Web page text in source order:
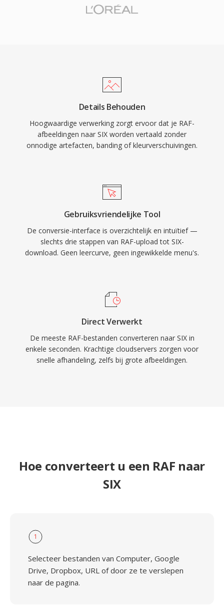
Details Behouden
Hoogwaardige verwerking zorgt ervoor dat je RAF-
afbeeldingen naar SIX worden vertaald zonder
onnodige artefacten, banding of kleurverschuivingen.
Gebruiksvriendelijke Tool
De conversie-interface is overzichtelijk en intuïtief —
slechts drie stappen van RAF-upload tot SIX-
download. Geen leercurve, geen ingewikkelde menu's.
Direct Verwerkt
De meeste RAF-bestanden converteren naar SIX in
enkele seconden. Krachtige cloudservers zorgen voor
snelle afhandeling, zelfs bij grote afbeeldingen.
Hoe converteert u een RAF naar
SIX
1
Selecteer bestanden van Computer, Google
Drive, Dropbox, URL of door ze te verslepen
naar de pagina.